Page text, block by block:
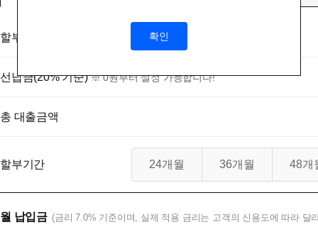
확인
할부대상 금액 (부대비용 및 탁송비 미포함)
선납금(20% 기준) ※ 0원부터 설정 가능합니다!
총 대출금액
할부기간 24개월 36개월 48개
월 납입금 (금리 7.0% 기준이며, 실제 적용 금리는 고객의 신용도에 따라 달